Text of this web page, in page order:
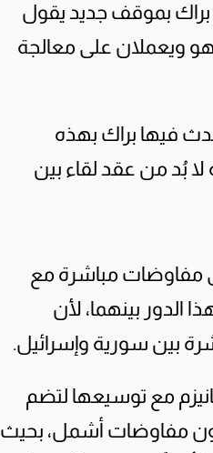
براك بموقف جديد يقول
ويعملان على معالجة
فيها براك بهذه
بُد من عقد لقاء بين
مفاوضات مباشرة مع
بينهما، لأن
بين سورية وإسرائيل.
مع توسيعها لتضم
مفاوضات أشمل، بحيث